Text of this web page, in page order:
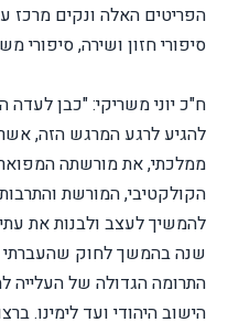
הפריטים האלה ונקים מרכז
סיפורי חזון ושירה, סיפורי
ח"כ יוני משריקי: "כבן לעדה
להגיע לרגע המרגש הזה,
ממלכתי, את מורשתה
הקולקטיבי, המורשת
להמשיך לעצב ולבנות את
שנה בהמשך לחוק שהעברתי
התרומה הגדולה של העלייה
הישוב היהודי ועד לימינו.